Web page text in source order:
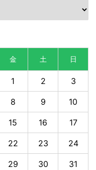
金 土 日
1 2 3
8 9 10
15 16 17
22 23 24
29 30 31